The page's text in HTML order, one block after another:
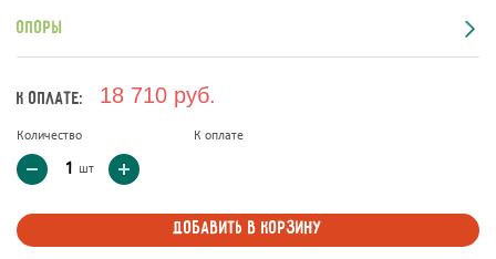
Опоры
к оплате: 18 710 руб.
Количество
шт
К оплате
Добавить в корзину